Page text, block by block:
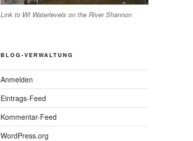
Link to WI Waterlevels on the River Shannon
BLOG-VERWALTUNG
Anmelden
Eintrags-Feed
Kommentar-Feed
WordPress.org